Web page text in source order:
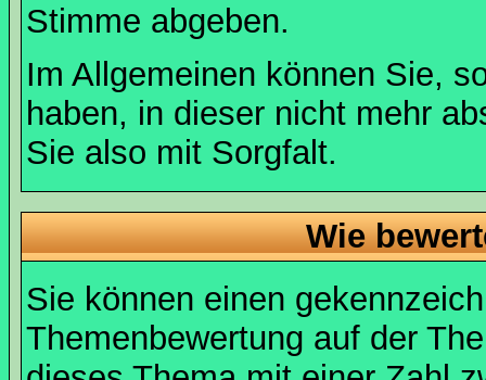
Stimme abgeben.
Im Allgemeinen können Sie,
haben, in dieser nicht mehr
Sie also mit Sorgfalt.
Wie
Sie können einen
Themenbewertung auf der